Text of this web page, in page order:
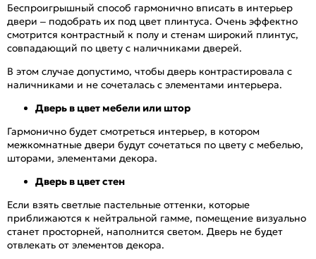
Беспроигрышный способ гармонично вписать в интерьер
двери – подобрать их под цвет плинтуса. Очень эффектно
смотрится контрастный к полу и стенам широкий плинтус,
совпадающий по цвету с наличниками дверей.
В этом случае допустимо, чтобы дверь контрастировала с
наличниками и не сочеталась с элементами интерьера.
Дверь в цвет мебели или штор
Гармонично будет смотреться интерьер, в котором
межкомнатные двери будут сочетаться по цвету с мебелью,
шторами, элементами декора.
Дверь в цвет стен
Если взять светлые пастельные оттенки, которые
приближаются к нейтральной гамме, помещение визуально
станет просторней, наполнится светом. Дверь не будет
отвлекать от элементов декора.